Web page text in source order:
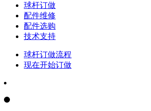
球杆订做
配件维修
配件选购
技术支持
球杆订做流程
现在开始订做